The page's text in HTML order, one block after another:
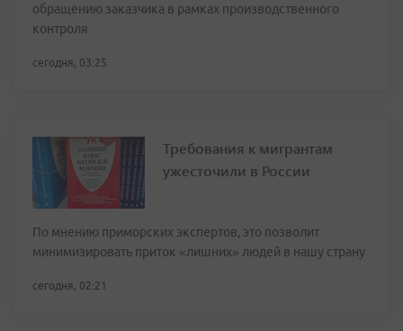
обращению заказчика в рамках производственного
контроля
сегодня, 03:25
Требования к мигрантам
ужесточили в России
По мнению приморских экспертов, это позволит
минимизировать приток «лишних» людей в нашу страну
сегодня, 02:21